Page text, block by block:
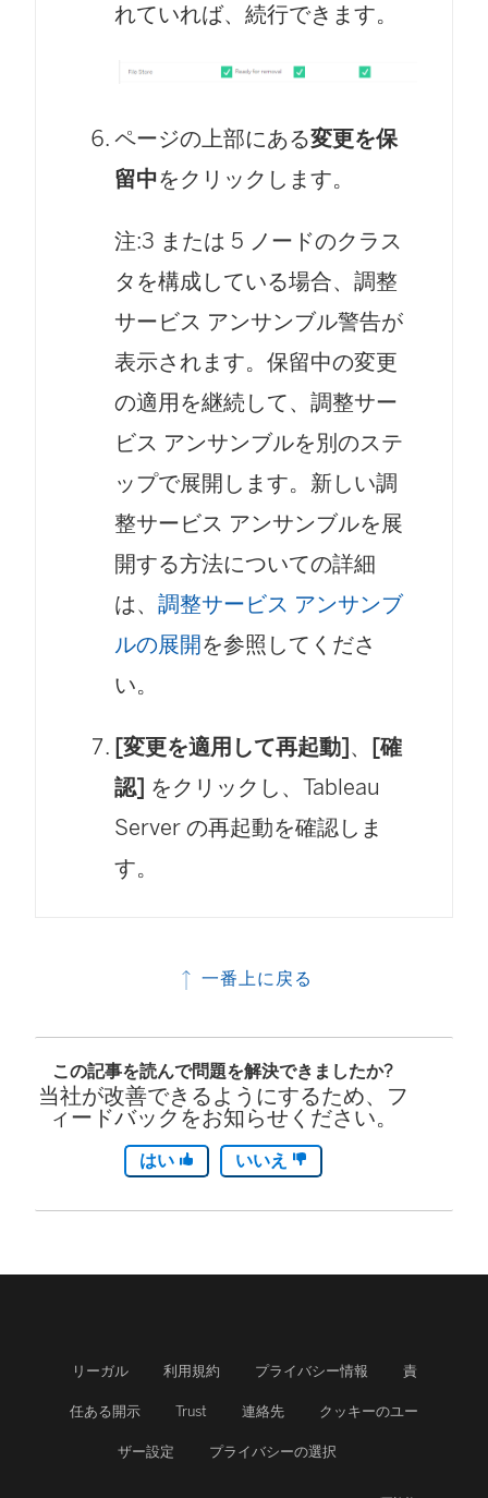
れていれば、続行できます。
ページの上部にある変更を保
留中をクリックします。
注:3 または 5 ノードのクラス
タを構成している場合、調整
サービス アンサンブル警告が
表示されます。保留中の変更
の適用を継続して、調整サー
ビス アンサンブルを別のステ
ップで展開します。新しい調
整サービス アンサンブルを展
開する方法についての詳細
は、 調整サービス アンサンブ
ルの展開を参照してくださ
い。
[変更を適用して再起動]、 [確
認] をクリックし、Tableau
Server の再起動を確認しま
す。
一番上に戻る
この記事を読んで問題を解決できましたか?
当社が改善できるようにするため、フ
ィードバックをお知らせください。
はい いいえ
リーガル 利用規約 プライバシー情報 責
任ある開示 Trust 連絡先 クッキーのユー
ザー設定 プライバシーの選択